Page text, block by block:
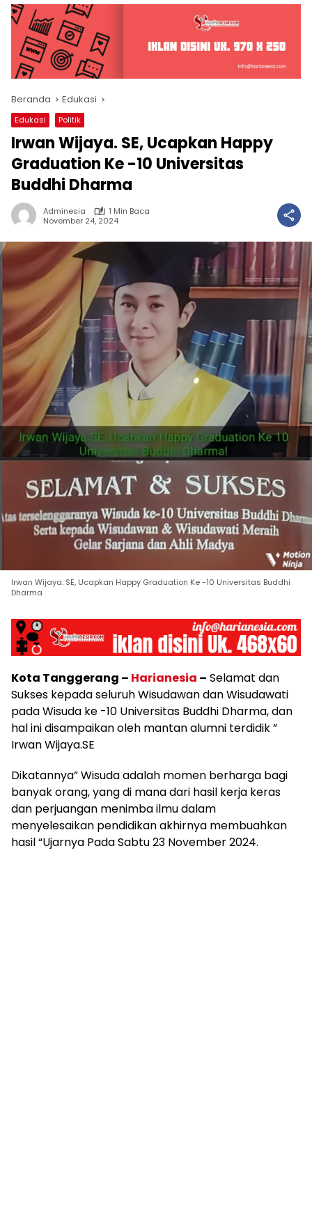
Beranda Edukasi
Edukasi Politik
Irwan Wijaya. SE, Ucapkan Happy
Graduation Ke -10 Universitas
Buddhi Dharma
Adminesia
1 Min Baca
November 24, 2024
Irwan Wijaya. SE, Ucapkan Happy Graduation Ke -10 Universitas Buddhi
Dharma
Kota Tanggerang – Harianesia – Selamat dan
Sukses kepada seluruh Wisudawan dan Wisudawati
pada Wisuda ke -10 Universitas Buddhi Dharma, dan
hal ini disampaikan oleh mantan alumni terdidik ”
Irwan Wijaya.SE
Dikatannya” Wisuda adalah momen berharga bagi
banyak orang, yang di mana dari hasil kerja keras
dan perjuangan menimba ilmu dalam
menyelesaikan pendidikan akhirnya membuahkan
hasil “Ujarnya Pada Sabtu 23 November 2024.